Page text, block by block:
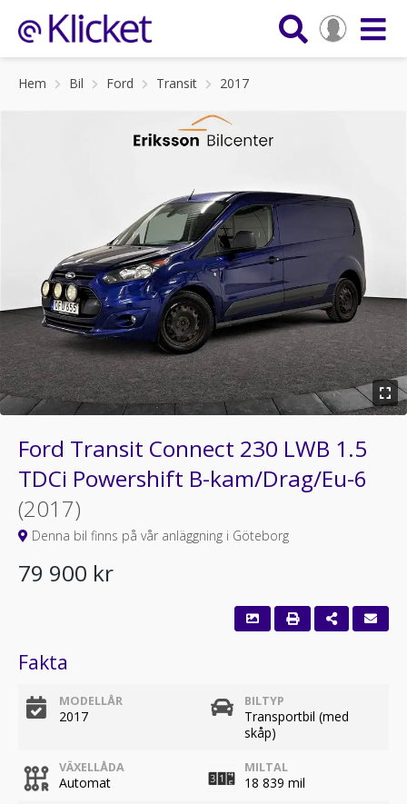
Hem Bil Ford Transit 2017
Ford Transit Connect 230 LWB 1.5
TDCi Powershift B-kam/Drag/Eu-6
(2017)
Denna bil finns på vår anläggning i Göteborg
79 900 kr
Fakta
MODELLÅR
2017
BILTYP
Transportbil (med
skåp)
VÄXELLÅDA
Automat
MILTAL
18 839 mil